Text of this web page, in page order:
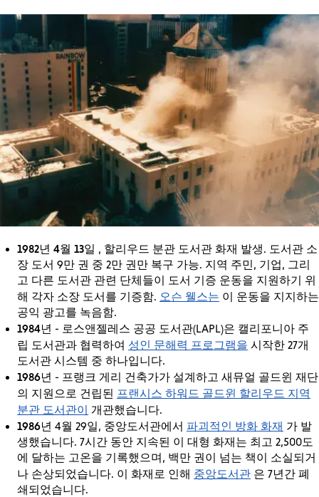
1982년 4월 13일 , 할리우드 분관 도서관 화재 발생. 도서관 소
장 도서 9만 권 중 2만 권만 복구 가능. 지역 주민, 기업, 그리
고 다른 도서관 관련 단체들이 도서 기증 운동을 지원하기 위
해 각자 소장 도서를 기증함. 오슨 웰스는 이 운동을 지지하는
공익 광고를 녹음함.
1984년 - 로스앤젤레스 공공 도서관(LAPL)은 캘리포니아 주
립 도서관과 협력하여 성인 문해력 프로그램을 시작한 27개
도서관 시스템 중 하나입니다.
1986년 - 프랭크 게리 건축가가 설계하고 새뮤얼 골드윈 재단
의 지원으로 건립된 프랜시스 하워드 골드윈 할리우드 지역
분관 도서관이 개관했습니다.
1986년 4월 29일, 중앙도서관에서 파괴적인 방화 화재 가 발
생했습니다. 7시간 동안 지속된 이 대형 화재는 최고 2,500도
에 달하는 고온을 기록했으며, 백만 권이 넘는 책이 소실되거
나 손상되었습니다. 이 화재로 인해 중앙도서관 은 7년간 폐
쇄되었습니다.